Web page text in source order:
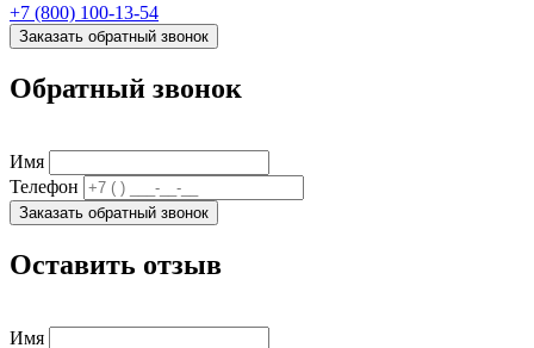
+7 (800) 100-13-54
Заказать обратный звонок
Обратный звонок
Имя
Телефон
Заказать обратный звонок
Оставить отзыв
Имя